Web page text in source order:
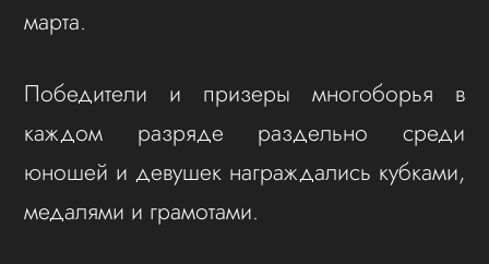
марта.
Победители и призеры многоборья в
каждом разряде раздельно среди
юношей и девушек награждались кубками,
медалями и грамотами.